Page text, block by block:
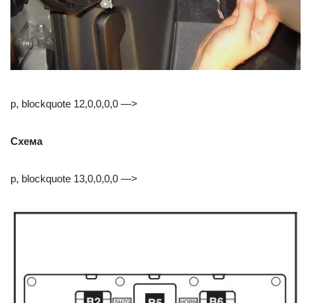
p, blockquote 12,0,0,0,0 —>
Схема
p, blockquote 13,0,0,0,0 —>